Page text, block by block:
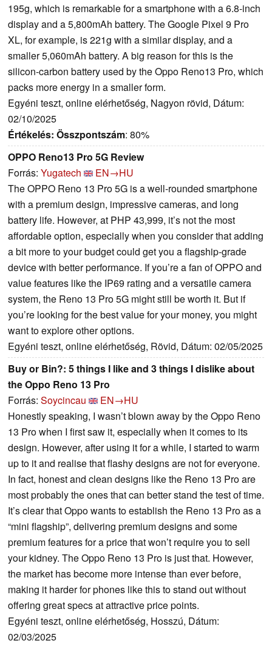
195g, which is remarkable for a smartphone with a 6.8-inch
display and a 5,800mAh battery. The Google Pixel 9 Pro
XL, for example, is 221g with a similar display, and a
smaller 5,060mAh battery. A big reason for this is the
silicon-carbon battery used by the Oppo Reno13 Pro, which
packs more energy in a smaller form.
Egyéni teszt, online elérhetőség, Nagyon rövid, Dátum:
02/10/2025
Értékelés: Összpontszám: 80%
OPPO Reno13 Pro 5G Review
Forrás: Yugatech
EN→HU
The OPPO Reno 13 Pro 5G is a well-rounded smartphone
with a premium design, impressive cameras, and long
battery life. However, at PHP 43,999, it’s not the most
affordable option, especially when you consider that adding
a bit more to your budget could get you a flagship-grade
device with better performance. If you’re a fan of OPPO and
value features like the IP69 rating and a versatile camera
system, the Reno 13 Pro 5G might still be worth it. But if
you’re looking for the best value for your money, you might
want to explore other options.
Egyéni teszt, online elérhetőség, Rövid, Dátum: 02/05/2025
Buy or Bin?: 5 things I like and 3 things I dislike about
the Oppo Reno 13 Pro
Forrás: Soycincau
EN→HU
Honestly speaking, I wasn’t blown away by the Oppo Reno
13 Pro when I first saw it, especially when it comes to its
design. However, after using it for a while, I started to warm
up to it and realise that flashy designs are not for everyone.
In fact, honest and clean designs like the Reno 13 Pro are
most probably the ones that can better stand the test of time.
It’s clear that Oppo wants to establish the Reno 13 Pro as a
“mini flagship”, delivering premium designs and some
premium features for a price that won’t require you to sell
your kidney. The Oppo Reno 13 Pro is just that. However,
the market has become more intense than ever before,
making it harder for phones like this to stand out without
offering great specs at attractive price points.
Egyéni teszt, online elérhetőség, Hosszú, Dátum:
02/03/2025